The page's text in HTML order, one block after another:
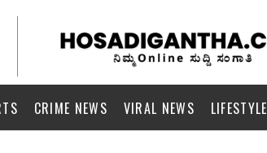
CRIME NEWS VIRAL NEWS LIFESTYLE